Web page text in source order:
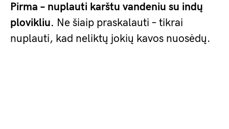
Pirma – nuplauti karštu vandeniu su indų
plovikliu. Ne šiaip praskalauti – tikrai
nuplauti, kad neliktų jokių kavos nuosėdų.